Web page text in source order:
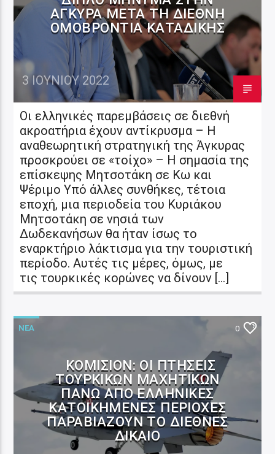
ΆΓΚΥΡΑ ΜΕΤΆ ΤΗ ΔΙΕΘΝΉ
ΟΜΟΒΡΟΝΤΊΑ ΚΑΤΑΔΊΚΗΣ
3 ΙΟΥΝΊΟΥ 2022
Οι ελληνικές παρεμβάσεις σε διεθνή
ακροατήρια έχουν αντίκρυσμα – Η
αναθεωρητική στρατηγική της Άγκυρας
προσκρούει σε «τοίχο» – Η σημασία της
επίσκεψης Μητσοτάκη σε Κω και
Ψέριμο Υπό άλλες συνθήκες, τέτοια
εποχή, μια περιοδεία του Κυριάκου
Μητσοτάκη σε νησιά των
Δωδεκανήσων θα ήταν ίσως το
εναρκτήριο λάκτισμα για την τουριστική
περίοδο. Αυτές τις μέρες, όμως, με
τις τουρκικές κορώνες να δίνουν […]
ΝΕΑ 0
ΚΟΜΙΣΙΌΝ: ΟΙ ΠΤΉΣΕΙΣ
ΤΟΥΡΚΙΚΏΝ ΜΑΧΗΤΙΚΏΝ
ΠΆΝΩ ΑΠΌ ΕΛΛΗΝΙΚΈΣ
ΚΑΤΟΙΚΗΜΈΝΕΣ ΠΕΡΙΟΧΈΣ
ΠΑΡΑΒΙΆΖΟΥΝ ΤΟ ΔΙΕΘΝΈΣ
ΔΊΚΑΙΟ